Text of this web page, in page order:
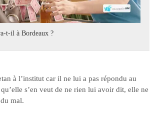
t-il à Bordeaux ?
à l’institut car il ne lui a pas répondu au
s’en veut de ne rien lui avoir dit, elle ne
mal.